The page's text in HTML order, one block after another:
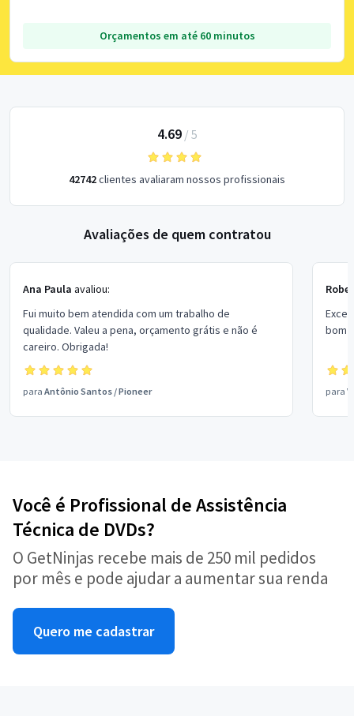
Orçamentos em até 60 minutos
4.69/ 5
42742clientes avaliaram nossos profissionais
Avaliações de quem contratou
Ana Paula avaliou:
Fui muito bem atendida com um trabalho de
qualidade. Valeu a pena, orçamento grátis e não é
careiro. Obrigada!
para Antônio Santos /Pioneer
bom
para
Você é Profissional de Assistência
Técnica de DVDs?
O GetNinjas recebe mais de 250 mil pedidos
por mês e pode ajudar a aumentar sua renda
Quero me cadastrar